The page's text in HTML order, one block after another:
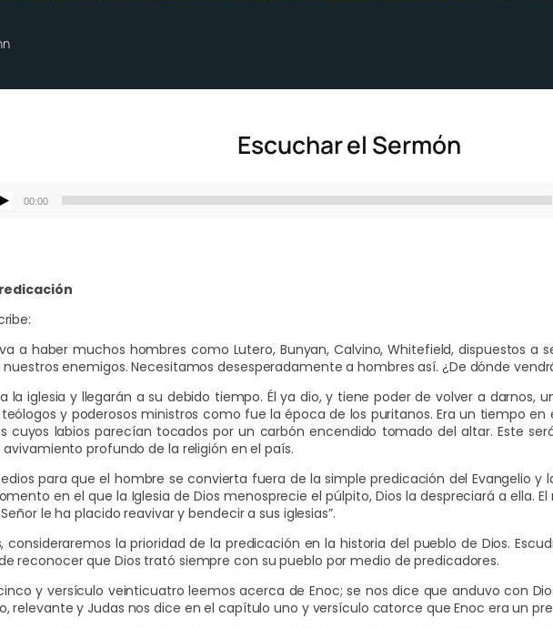
Escuchar el Sermón
Reproductor
00:00
a haber muchos hombres como Lutero, Bunyan, Calvino, Whitefield, dispuestos a
enemigos. Necesitamos desesperadamente a hombres así. ¿De dónde
la iglesia y llegarán a su debido tiempo. Él ya dio, y tiene poder de volver a darnos,
y poderosos ministros como fue la época de los puritanos. Era un tiempo
cuyos labios parecían tocados por un carbón encendido tomado del altar. Este
profundo de la religión en el país.
para que el hombre se convierta fuera de la simple predicación del Evangelio y
en el que la Iglesia de Dios menosprecie el púlpito, Dios la despreciará a ella.
le ha placido reavivar y bendecir a sus iglesias”.
consideraremos la prioridad de la predicación en la historia del pueblo de Dios.
reconocer que Dios trató siempre con su pueblo por medio de predicadores.
y versículo veinticuatro leemos acerca de Enoc; se nos dice que anduvo con
relevante y Judas nos dice en el capítulo uno y versículo catorce que Enoc era un